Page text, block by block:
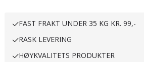
FAST FRAKT UNDER 35 KG KR. 99,-
RASK LEVERING
HØYKVALITETS PRODUKTER